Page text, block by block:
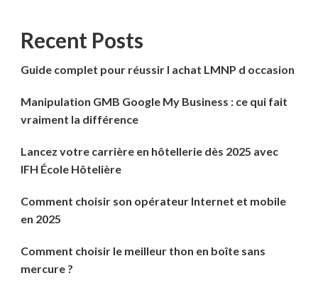
Recent Posts
Guide complet pour réussir l achat LMNP d occasion
Manipulation GMB Google My Business : ce qui fait
vraiment la différence
Lancez votre carrière en hôtellerie dès 2025 avec
IFH École Hôtelière
Comment choisir son opérateur Internet et mobile
en 2025
Comment choisir le meilleur thon en boîte sans
mercure ?